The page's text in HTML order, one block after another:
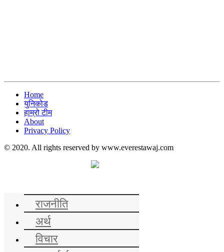
Home
युनिकोड
हाम्रो टीम
About
Privacy Policy
© 2020. All rights reserved by www.everestawaj.com
राजनीति
अर्थ
विचार